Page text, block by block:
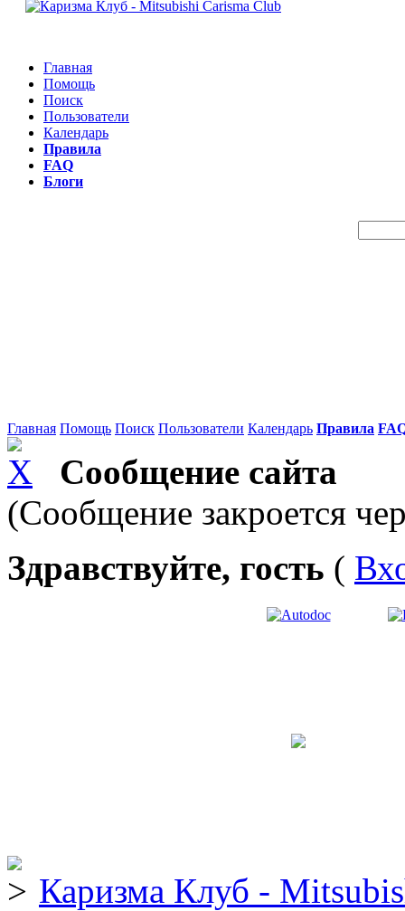
Главная
Помощь
Поиск
Пользователи
Календарь
Правила
FAQ
Блоги
Главная Помощь Поиск Пользователи Календарь Правила
Сообщение сайта
(Сообщение закроется
Здравствуйте, гость (
Каризма Клуб -